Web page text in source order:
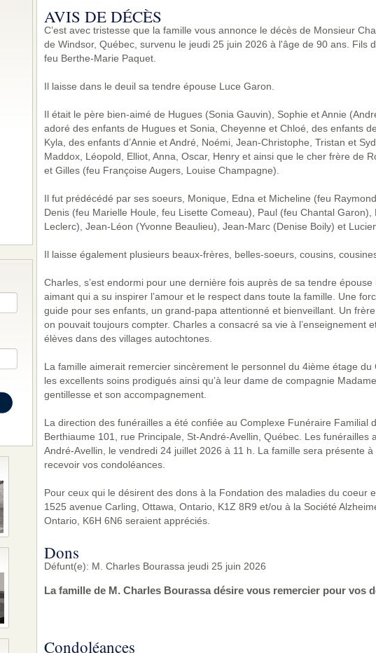
AVIS DE DÉCÈS
C’est avec tristesse que la famille vous annonce le décès de Monsieur
de Windsor, Québec, survenu le jeudi 25 juin 2026 à l'âge de 90 ans. Fils
feu Berthe-Marie Paquet.
Il laisse dans le deuil sa tendre épouse Luce Garon.
Il était le père bien-aimé de Hugues (Sonia Gauvin), Sophie et Annie
adoré des enfants de Hugues et Sonia, Cheyenne et Chloé, des enfants
Kyla, des enfants d’Annie et André, Noémi, Jean-Christophe, Tristan et
Maddox, Léopold, Elliot, Anna, Oscar, Henry et ainsi que le cher frère de
et Gilles (feu Françoise Augers, Louise Champagne).
Il fut prédécédé par ses soeurs, Monique, Edna et Micheline (feu
Denis (feu Marielle Houle, feu Lisette Comeau), Paul (feu Chantal
Leclerc), Jean-Léon (Yvonne Beaulieu), Jean-Marc (Denise Boily) et
Il laisse également plusieurs beaux-frères, belles-soeurs, cousins,
Charles, s’est endormi pour une dernière fois auprès de sa tendre
aimant qui a su inspirer l’amour et le respect dans toute la famille. Une
guide pour ses enfants, un grand-papa attentionné et bienveillant. Un
on pouvait toujours compter. Charles a consacré sa vie à l’enseignement
élèves dans des villages autochtones.
La famille aimerait remercier sincèrement le personnel du 4ième étage du
les excellents soins prodigués ainsi qu’à leur dame de compagnie
gentillesse et son accompagnement.
La direction des funérailles a été confiée au Complexe Funéraire Familial
Berthiaume 101, rue Principale, St-André-Avellin, Québec. Les funérailles
André-Avellin, le vendredi 24 juillet 2026 à 11 h. La famille sera présente
recevoir vos condoléances.
Pour ceux qui le désirent des dons à la Fondation des maladies du coeur
1525 avenue Carling, Ottawa, Ontario, K1Z 8R9 et/ou à la Société
Ontario, K6H 6N6 seraient appréciés.
Dons
Défunt(e): M. Charles Bourassa jeudi 25 juin 2026
La famille de M. Charles Bourassa désire vous remercier pour vos
Condoléances